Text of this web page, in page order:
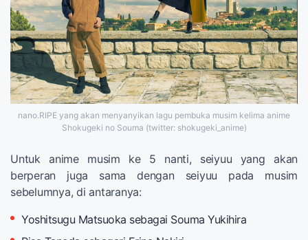
nano.RIPE yang akan menyanyikan lagu pembuka musim kelima anime
Shokugeki no Souma (twitter: shokugeki_anime)
Untuk anime musim ke 5 nanti, seiyuu yang akan
berperan juga sama dengan seiyuu pada musim
sebelumnya, di antaranya:
Yoshitsugu Matsuoka sebagai Souma Yukihira